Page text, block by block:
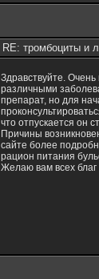
RE: тромбоциты и
Здравствуйте.
различными
препарат, но для
что отпускается он
Причины
сайте более
рацион питания
Желаю вам всех благ